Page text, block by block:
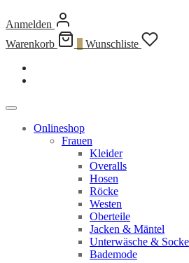
Anmelden
Warenkorb
Wunschliste
Onlineshop
Frauen
Kleider
Overalls
Hosen
Röcke
Westen
Oberteile
Jacken & Mäntel
Unterwäsche &
Bademode